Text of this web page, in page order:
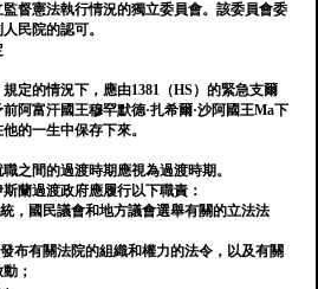
督憲法執行情況的獨立委員會。該委員會委
民院的認可。
定的情況下，應由1381（HS）的緊急支爾
阿富汗國王穆罕默德·扎希爾·沙阿國王Ma下
的一生中保存下來。
之間的過渡時期應視為過渡時期。
蘭過渡政府應履行以下職責：
，國民議會和地方議會選舉有關的立法法
布有關法院的組織和權力的法令，以及有關
；